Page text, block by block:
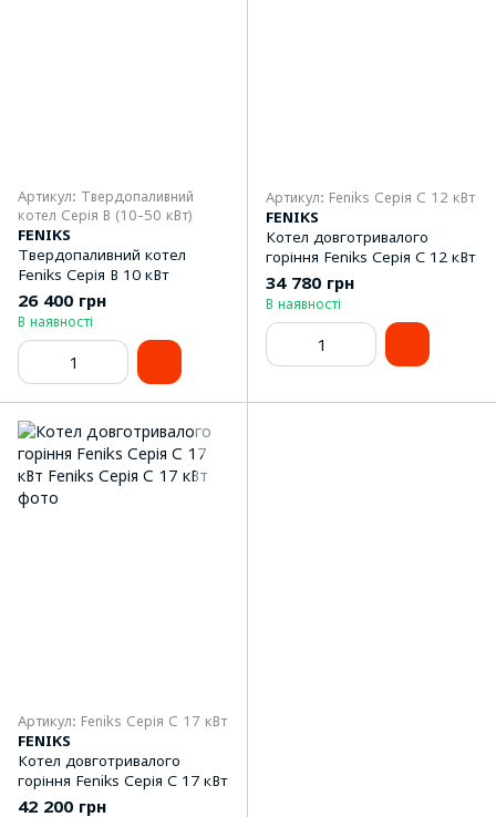
Артикул: Твердопаливний
котел Серія B (10-50 кВт)
FENIKS
Твердопаливний котел
Feniks Серія B 10 кВт
26 400 грн
В наявності
Артикул: Feniks Серія С 12 кВт
FENIKS
Котел довготривалого
горіння Feniks Серія С 12 кВт
34 780 грн
В наявності
Артикул: Feniks Серія С 17 кВт
FENIKS
Котел довготривалого
горіння Feniks Серія С 17 кВт
42 200 грн